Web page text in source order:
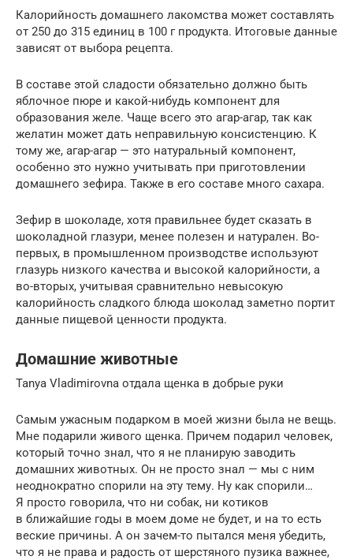
Калорийность домашнего лакомства может составлять
от 250 до 315 единиц в 100 г продукта. Итоговые данные
зависят от выбора рецепта.
В составе этой сладости обязательно должно быть
яблочное пюре и какой-нибудь компонент для
образования желе. Чаще всего это агар-агар, так как
желатин может дать неправильную консистенцию. К
тому же, агар-агар — это натуральный компонент,
особенно это нужно учитывать при приготовлении
домашнего зефира. Также в его составе много сахара.
Зефир в шоколаде, хотя правильнее будет сказать в
шоколадной глазури, менее полезен и натурален. Во-
первых, в промышленном производстве используют
глазурь низкого качества и высокой калорийности, а
во-вторых, учитывая сравнительно невысокую
калорийность сладкого блюда шоколад заметно портит
данные пищевой ценности продукта.
Домашние животные
Tanya Vladimirovna отдала щенка в добрые руки
Самым ужасным подарком в моей жизни была не вещь.
Мне подарили живого щенка. Причем подарил человек,
который точно знал, что я не планирую заводить
домашних животных. Он не просто знал — мы с ним
неоднократно спорили на эту тему. Ну как спорили…
Я просто говорила, что ни собак, ни котиков
в ближайшие годы в моем доме не будет, и на то есть
веские причины. А он зачем-то пытался меня убедить,
что я не права и радость от шерстяного пузика важнее,